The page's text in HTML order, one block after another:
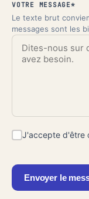
VOTRE MESSAGE*
Le texte brut
messages sont les
J'accepte d'être
Envoyer le